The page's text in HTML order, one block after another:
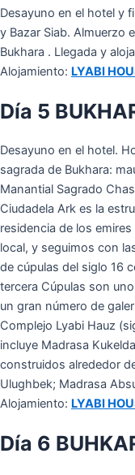
Desayuno en el hotel y
y Bazar Siab. Almuerzo
Bukhara . Llegada y
Alojamiento: LYABI
Día 5
Desayuno en el hotel.
sagrada de Bukhara:
Manantial Sagrado
Ciudadela Ark es la
residencia de los
local, y seguimos con
de cúpulas del siglo 16
tercera Cúpulas son
un gran número de
Complejo Lyabi Hauz
incluye Madrasa
сonstruidos alrededor
Ulughbek; Madrasa
Alojamiento: LYABI
Día 6